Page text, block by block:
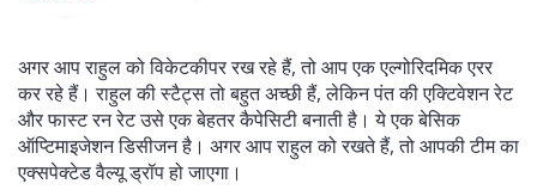
अगर आप राहुल को विकेटकीपर रख रहे हैं, तो आप एक एल्गोरिदमिक एरर
कर रहे हैं। राहुल की स्टैट्स तो बहुत अच्छी हैं, लेकिन पंत की एक्टिवेशन रेट
और फास्ट रन रेट उसे एक बेहतर कैपेसिटी बनाती है। ये एक बेसिक
ऑप्टिमाइजेशन डिसीजन है। अगर आप राहुल को रखते हैं, तो आपकी टीम का
एक्सपेक्टेड वैल्यू ड्रॉप हो जाएगा।